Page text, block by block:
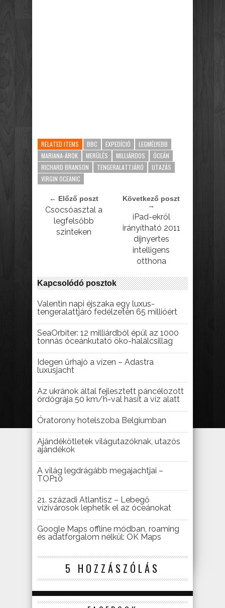
RELATED ITEMS BBC EXPEDÍCIÓ
LEGMÉLYEBB
MARIANA-ÁROK
MERÜLÉS MILLIÁRDOS
ÓCEÁN
RICHARD BRANSON
TENGERALATTJÁRÓ
UTAZÁS
VIRGIN OCEANIC
← Előző poszt
Csocsóasztal a
legfelsőbb
szinteken
Következő poszt
→
iPad-ekről
irányítható 2011
díjnyertes
intelligens
otthona
Kapcsolódó posztok
Valentin napi éjszaka egy luxus-
tengeralattjáró fedélzetén 65 millióért
SeaOrbiter: 12 milliárdból épül az 1000
tonnás óceánkutató öko-halálcsillag
Idegen űrhajó a vízen – Adastra
luxusjacht
Az ukránok által fejlesztett páncélozott
ördögrája 50 km/h-val hasít a víz alatt
Óratorony hotelszoba Belgiumban
Ajándékötletek világutazóknak, utazós
ajándékok
A világ legdrágább megajachtjai –
TOP10
21. századi Atlantisz – Lebegő
vízivárosok lephetik el az óceánokat
Google Maps offline módban, roaming
és adatforgalom nélkül: OK Maps
5 HOZZÁSZÓLÁS